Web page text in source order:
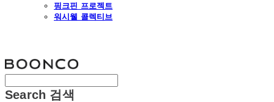
핑크핀 프로젝트
워시웰 콜렉티브
Search 검색